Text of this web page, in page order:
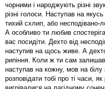
чорними і народжують різні
різні голоси. Наступав на
тихий схлип, або
А особливо ти любив
вас посидіти. Дехто від
наступив на щось живе. А
рипіння. Коли ж ти сам
наступав на кожну, мов на білу
розповідати тобі про ті часи,